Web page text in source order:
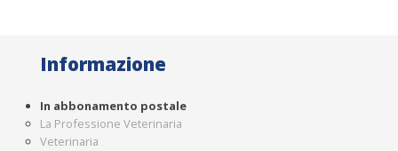
Informazione
In abbonamento postale
La Professione Veterinaria
Veterinaria